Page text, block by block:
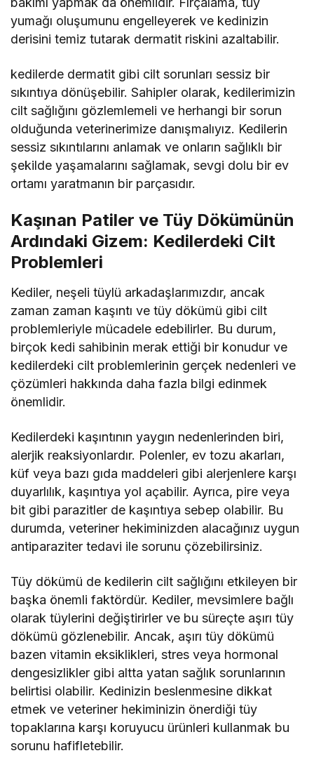
yumağı oluşumunu engelleyerek ve kedinizin
derisini temiz tutarak dermatit riskini azaltabilir.
kedilerde dermatit gibi cilt sorunları sessiz bir
sıkıntıya dönüşebilir. Sahipler olarak, kedilerimizin
cilt sağlığını gözlemlemeli ve herhangi bir sorun
olduğunda veterinerimize danışmalıyız. Kedilerin
sessiz sıkıntılarını anlamak ve onların sağlıklı bir
şekilde yaşamalarını sağlamak, sevgi dolu bir ev
ortamı yaratmanın bir parçasıdır.
Kaşınan Patiler ve Tüy Dökümünün
Ardındaki Gizem: Kedilerdeki Cilt
Problemleri
Kediler, neşeli tüylü arkadaşlarımızdır, ancak
zaman zaman kaşıntı ve tüy dökümü gibi cilt
problemleriyle mücadele edebilirler. Bu durum,
birçok kedi sahibinin merak ettiği bir konudur ve
kedilerdeki cilt problemlerinin gerçek nedenleri ve
çözümleri hakkında daha fazla bilgi edinmek
önemlidir.
Kedilerdeki kaşıntının yaygın nedenlerinden biri,
alerjik reaksiyonlardır. Polenler, ev tozu akarları,
küf veya bazı gıda maddeleri gibi alerjenlere karşı
duyarlılık, kaşıntıya yol açabilir. Ayrıca, pire veya
bit gibi parazitler de kaşıntıya sebep olabilir. Bu
durumda, veteriner hekiminizden alacağınız uygun
antiparaziter tedavi ile sorunu çözebilirsiniz.
Tüy dökümü de kedilerin cilt sağlığını etkileyen bir
başka önemli faktördür. Kediler, mevsimlere bağlı
olarak tüylerini değiştirirler ve bu süreçte aşırı tüy
dökümü gözlenebilir. Ancak, aşırı tüy dökümü
bazen vitamin eksiklikleri, stres veya hormonal
dengesizlikler gibi altta yatan sağlık sorunlarının
belirtisi olabilir. Kedinizin beslenmesine dikkat
etmek ve veteriner hekiminizin önerdiği tüy
topaklarına karşı koruyucu ürünleri kullanmak bu
sorunu hafifletebilir.